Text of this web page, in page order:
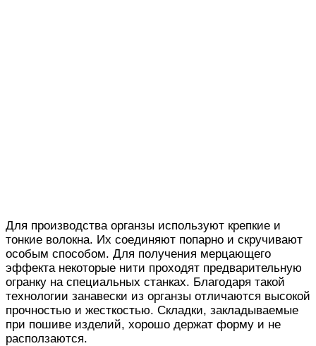
Для производства органзы используют крепкие и
тонкие волокна. Их соединяют попарно и скручивают
особым способом. Для получения мерцающего
эффекта некоторые нити проходят предварительную
огранку на специальных станках. Благодаря такой
технологии занавески из органзы отличаются высокой
прочностью и жесткостью. Складки, закладываемые
при пошиве изделий, хорошо держат форму и не
расползаются.